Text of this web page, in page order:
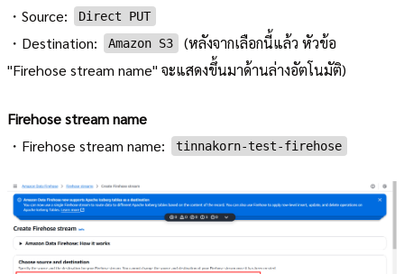
・Source:
Direct PUT
・Destination: Amazon S3
(หลังจากเลือกนี้แล้ว หัวข้อ
"Firehose stream name" จะแสดงขึ้นมาด้านล่างอัตโนมัติ)
Firehose stream name
・Firehose stream name:
tinnakorn-test-firehose